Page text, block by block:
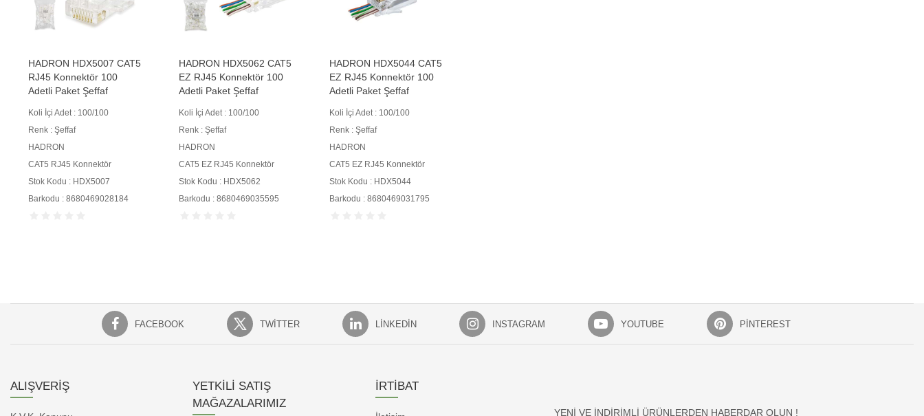
HADRON HDX5007 CAT5
RJ45 Konnektör 100
Adetli Paket Şeffaf
Koli İçi Adet : 100/100
Renk : Şeffaf
HADRON
CAT5 RJ45 Konnektör
Stok Kodu : HDX5007
Barkodu : 8680469028184
HADRON HDX5062 CAT5
EZ RJ45 Konnektör 100
Adetli Paket Şeffaf
Koli İçi Adet : 100/100
Renk : Şeffaf
HADRON
CAT5 EZ RJ45 Konnektör
Stok Kodu : HDX5062
Barkodu : 8680469035595
HADRON HDX5044 CAT5
EZ RJ45 Konnektör 100
Adetli Paket Şeffaf
Koli İçi Adet : 100/100
Renk : Şeffaf
HADRON
CAT5 EZ RJ45 Konnektör
Stok Kodu : HDX5044
Barkodu : 8680469031795
FACEBOOK TWITTER LINKEDIN INSTAGRAM YOUTUBE PINTEREST
ALIŞVERİŞ
YETKİLİ SATIŞ
MAĞAZALARIMIZ
İRTİBAT
YENİ VE İNDİRİMLİ ÜRÜNLERDEN HABERDAR OLUN !